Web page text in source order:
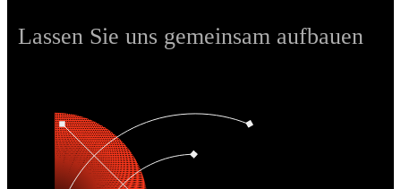
Lassen Sie uns gemeinsam aufbauen